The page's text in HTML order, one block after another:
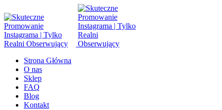
Strona Główna
O nas
Sklep
FAQ
Blog
Kontakt